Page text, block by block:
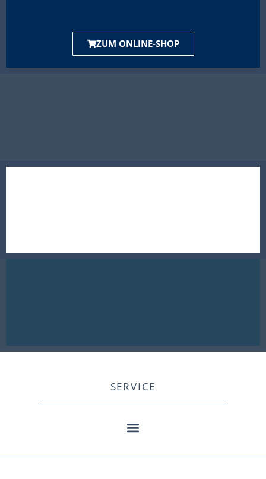
ZUM ONLINE-SHOP
SERVICE